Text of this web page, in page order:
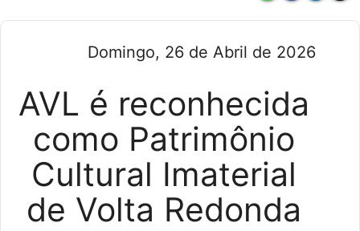
Domingo, 26 de Abril de 2026
AVL é reconhecida
como Patrimônio
Cultural Imaterial
de Volta Redonda